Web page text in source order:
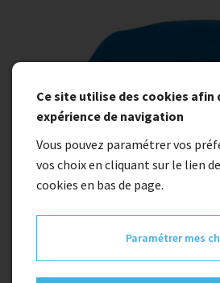
Indisponible
Ce site utilise des cookies afin
expérience de navigation
Vous pouvez paramétrer vos
vos choix en cliquant sur le lien
cookies en bas de page.
Paramétrer mes